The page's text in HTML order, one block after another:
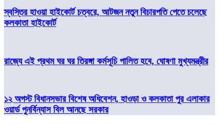
স্বস্তির হাওয়া হাইকোর্ট চত্বরে, আটজন নতুন বিচারপতি পেতে চলেছে
কলকাতা হাইকোর্ট
রাজ্যে এই প্রথম ঘর ঘর তিরঙ্গা কর্মসূচি পালিত হবে, ঘোষণা মুখ্যমন্ত্রীর
১২ অগস্ট বিধানসভার বিশেষ অধিবেশন, হাওড়া ও কলকাতা পুর এলাকার
ওয়ার্ড পুনর্বিন্যাস বিল আনছে সরকার